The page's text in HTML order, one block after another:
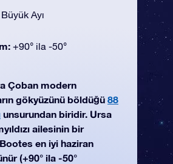
Büyük Ayı
+90° ila -50°
Çoban modern
gökyüzünü böldüğü 88
unsurundan biridir. Ursa
ailesinin bir
Bootes en iyi haziran
(+90° ila -50°